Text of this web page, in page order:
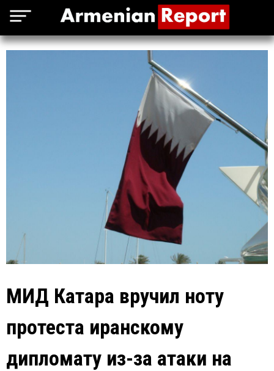
МИД Катара вручил ноту
протеста иранскому
дипломату из-за атаки на